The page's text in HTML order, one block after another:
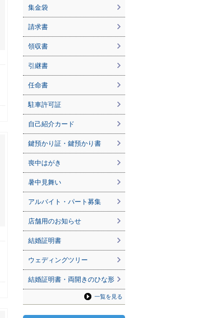
集金袋
請求書
領収書
引継書
任命書
駐車許可証
自己紹介カード
鍵預かり証・鍵預かり書
喪中はがき
暑中見舞い
アルバイト・パート募集
店舗用のお知らせ
結婚証明書
ウェディングツリー
結婚証明書・両開きのひな形
一覧を見る